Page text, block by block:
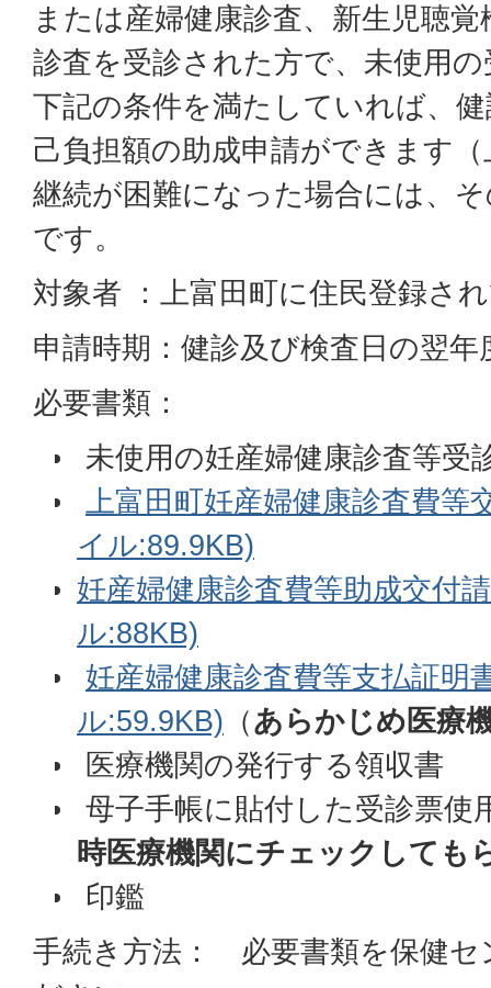
または産婦健康診査、新生児聴
診査を受診された方で、未使用
下記の条件を満たしていれば、
己負担額の助成申請ができます
継続が困難になった場合には、
です。
対象者 ：上富田町に住民登録さ
申請時期：健診及び検査日の翌年
必要書類：
未使用の妊産婦健康診査等受
上富田町妊産婦健康診査費等
イル:89.9KB)
妊産婦健康診査費等助成交付
ル:88KB)
妊産婦健康診査費等支払証明
ル:59.9KB) （あらかじめ医療
医療機関の発行する領収書
母子手帳に貼付した受診票使
時医療機関にチェックしても
印鑑
手続き方法： 必要書類を保健セ